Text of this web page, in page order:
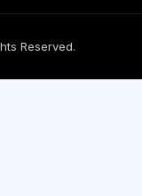
Reserved.